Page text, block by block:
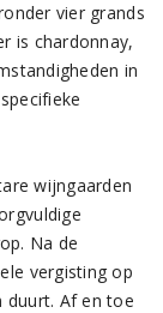
vier grands
is chardonnay,
in
wijngaarden
Na de
vergisting op
duurt. Af en toe